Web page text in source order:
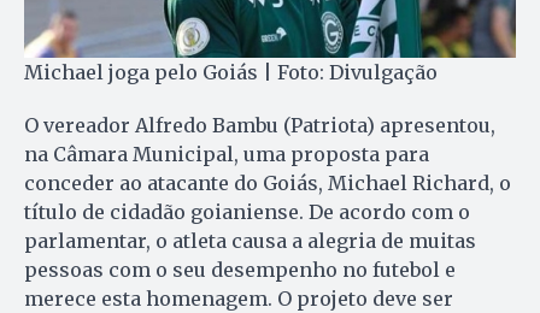
Michael joga pelo Goiás | Foto: Divulgação
O vereador Alfredo Bambu (Patriota) apresentou,
na Câmara Municipal, uma proposta para
conceder ao atacante do Goiás, Michael Richard, o
título de cidadão goianiense. De acordo com o
parlamentar, o atleta causa a alegria de muitas
pessoas com o seu desempenho no futebol e
merece esta homenagem. O projeto deve ser